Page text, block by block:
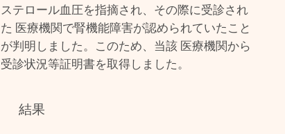
ステロール血圧を指摘され、その際に受診され
た 医療機関で腎機能障害が認められていたこと
が判明しました。このため、当該 医療機関から
受診状況等証明書を取得しました。
結果